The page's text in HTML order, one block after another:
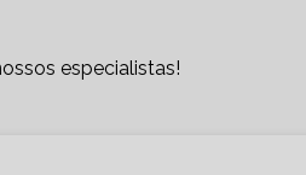
especialistas!